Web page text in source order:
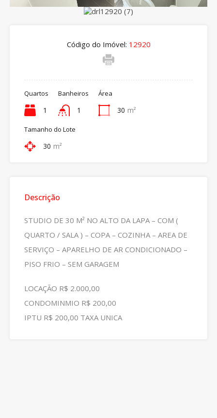
Código do Imóvel: 12920
Quartos
1
Banheiros
1
Área
30 m²
Tamanho do Lote
30 m²
Descrição
STUDIO DE 30 M² NO ALTO DA LAPA – COM (
QUARTO / SALA ) – COPA – COZINHA – AREA DE
SERVIÇO – APARELHO DE AR CONDICIONADO –
PISO FRIO – SEM GARAGEM
LOCAÇÃO R$ 2.000,00
CONDOMINMIO R$ 200,00
IPTU R$ 200,00 TAXA UNICA